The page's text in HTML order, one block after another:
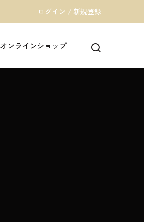
ログイン / 新規登録
オンラインショップ